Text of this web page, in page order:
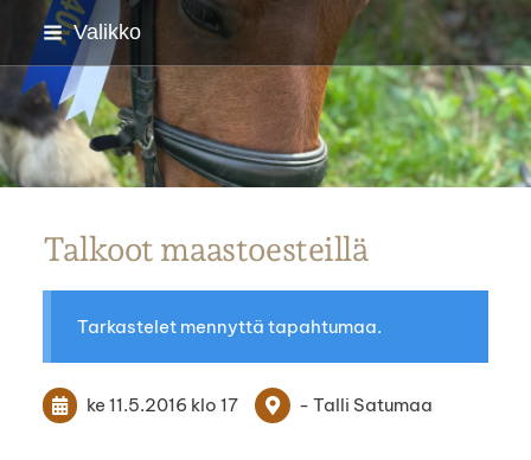
Siirry
sivun
sisältöön
Valikko
Parkanon Ratsastajat
Talkoot maastoesteillä
Tarkastelet mennyttä tapahtumaa.
ke 11.5.2016 klo 17 - Talli Satumaa